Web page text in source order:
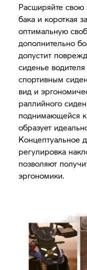
Расширяйте свою
бака и короткая
оптимальную
дополнительно
допустит
сиденье
спортивным
вид и
раллийного
поднимающейся
образует
Концептуальное
регулировка
позволяют
эргономики.